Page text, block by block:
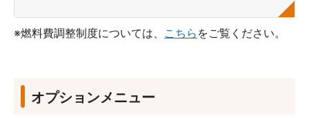
※燃料費調整制度については、 こちら をご覧ください。
オプションメニュー